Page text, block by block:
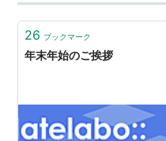
26 ブックマーク
年末年始のご挨拶